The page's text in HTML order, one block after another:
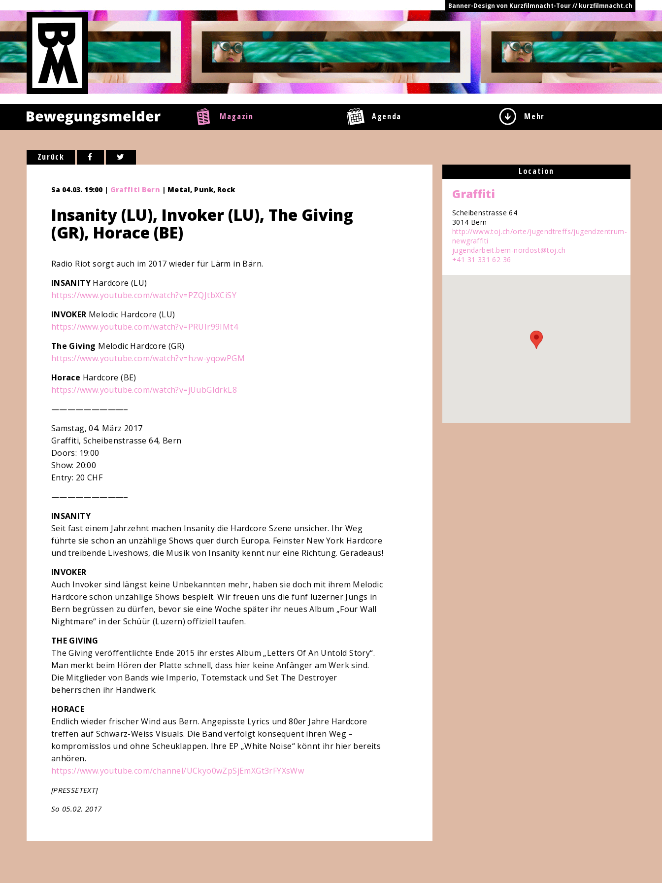
Banner-Design von Kurzfilmnacht-Tour // kurzfilmnacht.ch
Magazin Agenda Mehr
Zurück
Sa 04.03. 19:00 | Graffiti Bern | Metal, Punk, Rock
Insanity (LU), Invoker (LU), The Giving
(GR), Horace (BE)
Radio Riot sorgt auch im 2017 wieder für Lärm in Bärn.
INSANITYHardcore (LU)
https://www.youtube.com/watch?v=PZQJtbXCiSY
INVOKER Melodic Hardcore (LU)
https://www.youtube.com/watch?v=PRUIr99IMt4
The Giving Melodic Hardcore (GR)
https://www.youtube.com/watch?v=hzw-yqowPGM
Horace Hardcore (BE)
https://www.youtube.com/watch?v=jUubGIdrkL8
—————————–
Samstag, 04. März 2017
Graffiti, Scheibenstrasse 64, Bern
Doors: 19:00
Show: 20:00
Entry: 20 CHF
—————————–
INSANITY
Seit fast einem Jahrzehnt machen Insanity die Hardcore Szene unsicher. Ihr Weg
führte sie schon an unzählige Shows quer durch Europa. Feinster New York Hardcore
und treibende Liveshows, die Musik von Insanity kennt nur eine Richtung. Geradeaus!
INVOKER
Auch Invoker sind längst keine Unbekannten mehr, haben sie doch mit ihrem Melodic
Hardcore schon unzählige Shows bespielt. Wir freuen uns die fünf luzerner Jungs in
Bern begrüssen zu dürfen, bevor sie eine Woche später ihr neues Album „Four Wall
Nightmare“ in der Schüür (Luzern) offiziell taufen.
THE GIVING
The Giving veröffentlichte Ende 2015 ihr erstes Album „Letters Of An Untold Story“.
Man merkt beim Hören der Platte schnell, dass hier keine Anfänger am Werk sind.
Die Mitglieder von Bands wie Imperio, Totemstack und Set The Destroyer
beherrschen ihr Handwerk.
HORACE
Endlich wieder frischer Wind aus Bern. Angepisste Lyrics und 80er Jahre Hardcore
treffen auf Schwarz-Weiss Visuals. Die Band verfolgt konsequent ihren Weg –
kompromisslos und ohne Scheuklappen. Ihre EP „White Noise“ könnt ihr hier bereits
anhören.
https://www.youtube.com/channel/UCkyo0wZpSjEmXGt3rFYXsWw
[PRESSETEXT]
So 05.02. 2017
Location
Graffiti
Scheibenstrasse 64
3014 Bern
http://www.toj.ch/orte/jugendtreffs/jugendzentrum-
newgraffiti
jugendarbeit.bern-nordost@toj.ch
+41 31 331 62 36